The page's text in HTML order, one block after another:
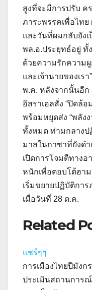
สูงที่จะมีการปรับ ค
ภาระพรรคเพื่อไท
และวันที่ผมกลับยัง
พล.อ.ประยุทธ์อยู่ ทั้
ด้วยความรักความ
และเจ้านายของเร
พ.ค. หลังจากนั้นอีก
อิสราเอลสั่ง “ปิดล้
พร้อมหยุดส่ง “พลัง
ทั้งหมด ท่ามกลางป
มาสในกาซาที่ยังดำ
เปิดการโจมตีทางอ
หนักเพื่อตอบโต้ฮาม
เริ่มขยายปฏิบัติกา
เมื่อวันที่ 28 ต.ค.
Related
แชร์ๆๆ
การเมืองไทยปีมังก
ประเมินสถานการ